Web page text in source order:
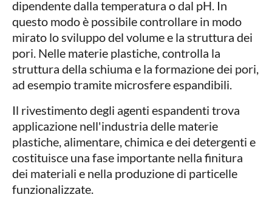
dipendente dalla temperatura o dal pH. In
questo modo è possibile controllare in modo
mirato lo sviluppo del volume e la struttura dei
pori. Nelle materie plastiche, controlla la
struttura della schiuma e la formazione dei pori,
ad esempio tramite microsfere espandibili.
Il rivestimento degli agenti espandenti trova
applicazione nell'industria delle materie
plastiche, alimentare, chimica e dei detergenti e
costituisce una fase importante nella finitura
dei materiali e nella produzione di particelle
funzionalizzate.